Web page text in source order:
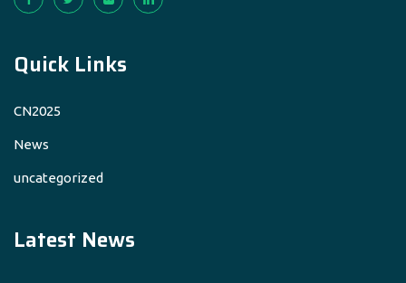
Quick Links
CN2025
News
uncategorized
Latest News